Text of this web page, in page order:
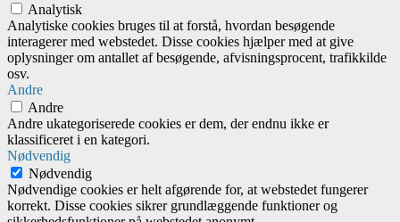
Analytisk
Analytiske cookies bruges til at forstå, hvordan besøgende
interagerer med webstedet. Disse cookies hjælper med at give
oplysninger om antallet af besøgende, afvisningsprocent, trafikkilde
osv.
Andre
Andre
Andre ukategoriserede cookies er dem, der endnu ikke er
klassificeret i en kategori.
Nødvendig
Nødvendig
Nødvendige cookies er helt afgørende for, at webstedet fungerer
korrekt. Disse cookies sikrer grundlæggende funktioner og